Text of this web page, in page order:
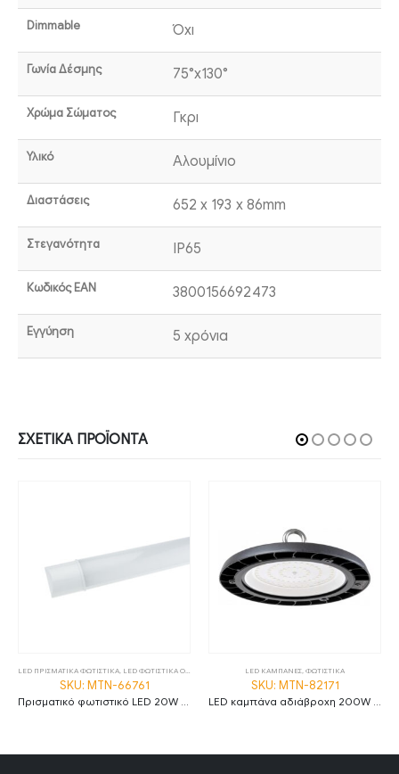
Dimmable Όχι
Γωνία Δέσμης 75°x130°
Χρώμα Σώματος Γκρι
Υλικό Αλουμίνιο
Διαστάσεις 652 x 193 x 86mm
Στεγανότητα IP65
Κωδικός EAN 3800156692473
Εγγύηση 5 χρόνια
ΣΧΕΤΙΚΆ ΠΡΟΪΌΝΤΑ
LED ΠΡΙΣΜΑΤΙΚΑ ΦΩΤΙΣΤΙΚΑ LED ΦΩΤΙΣΤΙΚΑ ΟΡΟΦΗΣ ΦΩΤΙΣΤΙΚΑ
SKU: MTN-66761
LED ΚΑΜΠΑΝΕΣ ΦΩΤΙΣΤΙΚΑ
SKU: MTN-82171